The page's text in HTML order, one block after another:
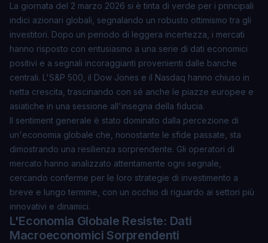
La giornata del 2 marzo 2026 si è tinta di verde per i principali
indici azionari globali, segnalando un robusto ottimismo tra gli
investitori. Dopo un periodo di leggera incertezza, i mercati
hanno risposto con entusiasmo a una serie di dati economici
positivi e a segnali incoraggianti provenienti dalle banche
centrali. L'S&P 500, il Dow Jones e il Nasdaq hanno chiuso in
netta crescita, trascinando con sé anche le piazze europee e
asiatiche in una sessione all'insegna della fiducia.
Il sentiment generale è stato dominato dalla percezione di
un'economia globale che, nonostante le sfide passate, sta
dimostrando una resilienza sorprendente. Gli operatori di
mercato hanno analizzato attentamente ogni segnale,
cercando conferme per le loro strategie di investimento a
breve e lungo termine, con un occhio di riguardo ai settori più
innovativi e dinamici.
L'Economia Globale Resiste: Dati
Macroeconomici Sorprendenti